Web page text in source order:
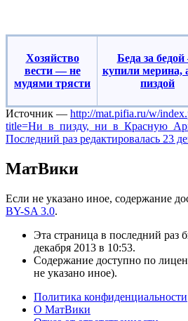
Хозяйство
вести — не
мудями трясти‎‎‎
Беда за
купили мерина,
пиздой
Источник — http://mat.pifia.ru/w/
Последний раз редактировалась 23
МатВики
Если не указано иное, содержание
BY-SA 3.0.
Эта страница в последний раз
декабря 2013 в 10:53.
Содержание доступно по
не указано иное).
Политика конфиденциальности
О МатВики